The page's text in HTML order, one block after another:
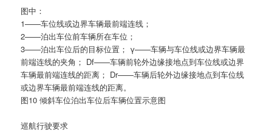
图中：
1——车位线或边界车辆最前端连线；
2——泊出车位前车辆所在车位；
3——泊出车位后的目标位置； γ——车辆与车位线或边界车辆最
前端连线的夹角； Df——车辆前轮外边缘接地点到车位线或边界
车辆最前端连线的距离； Dr——车辆后轮外边缘接地点到车位线
或边界车辆最前端连线的距离。
图10 倾斜车位泊出车位后车辆位置示意图
巡航行驶要求